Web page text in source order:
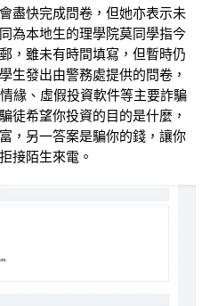
盡快完成問卷，但她亦表示未
為本地生的理學院莫同學指今
，雖未有時間填寫，但暫時仍
生發出由警務處提供的問卷，
緣、虛假投資軟件等主要詐騙
徒希望你投資的目的是什麼，
，另一答案是騙你的錢，讓你
接陌生來電。